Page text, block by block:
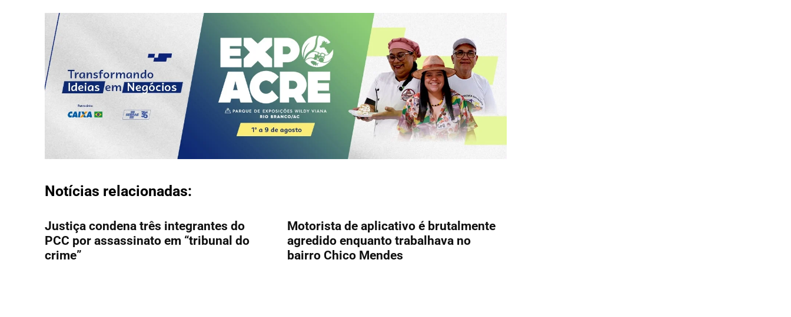
Notícias relacionadas:
Justiça condena três integrantes do
PCC por assassinato em “tribunal do
crime”
Motorista de aplicativo é brutalmente
agredido enquanto trabalhava no
bairro Chico Mendes